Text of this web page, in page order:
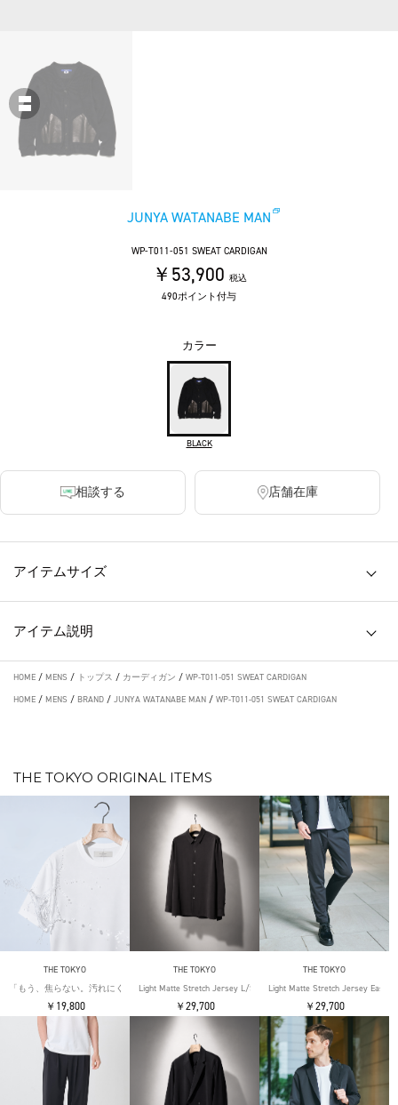
JUNYA WATANABE MAN
WP-T011-051 SWEAT CARDIGAN
￥53,900 税込
490ポイント付与
カラー
BLACK
相談する 店舗在庫
アイテムサイズ
アイテム説明
HOME / MENS / トップス / カーディガン / WP-T011-051 SWEAT CARDIGAN
HOME / MENS / BRAND / JUNYA WATANABE MAN / WP-T011-051 SWEAT CARDIGAN
THE TOKYO ORIGINAL ITEMS
THE TOKYO
「もう、焦らない。汚れにくい」SOLOTEX Jersey S/S T-Shirts
￥19,800
THE TOKYO
Light Matte Stretch Jersey L/S Shirt
￥29,700
THE TOKYO
Light Matte Stretch Jersey Easy
￥29,700